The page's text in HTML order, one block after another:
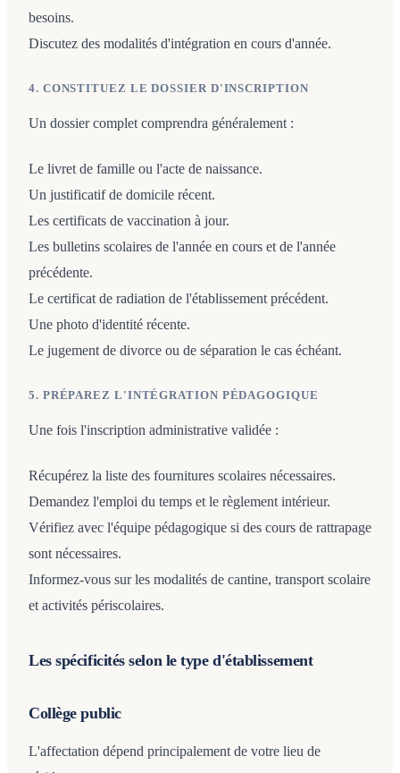
besoins.
Discutez des modalités d'intégration en cours d'année.
4. CONSTITUEZ LE DOSSIER D'INSCRIPTION
Un dossier complet comprendra généralement :
Le livret de famille ou l'acte de naissance.
Un justificatif de domicile récent.
Les certificats de vaccination à jour.
Les bulletins scolaires de l'année en cours et de l'année
précédente.
Le certificat de radiation de l'établissement précédent.
Une photo d'identité récente.
Le jugement de divorce ou de séparation le cas échéant.
5. PRÉPAREZ L'INTÉGRATION PÉDAGOGIQUE
Une fois l'inscription administrative validée :
Récupérez la liste des fournitures scolaires nécessaires.
Demandez l'emploi du temps et le règlement intérieur.
Vérifiez avec l'équipe pédagogique si des cours de rattrapage
sont nécessaires.
Informez-vous sur les modalités de cantine, transport scolaire
et activités périscolaires.
Les spécificités selon le type d'établissement
Collège public
L'affectation dépend principalement de votre lieu de